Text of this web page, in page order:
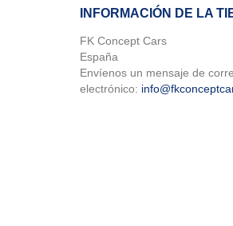
INFORMACIÓN DE LA
FK Concept Cars
España
Envíenos un mensaje de
electrónico: